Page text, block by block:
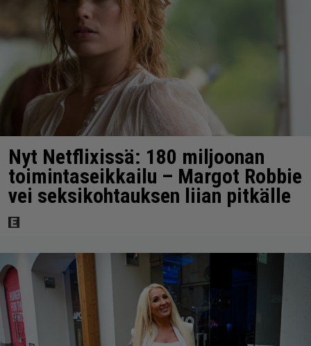
Nyt Netflixissä: 180 miljoonan
toimintaseikkailu – Margot Robbie
vei seksikohtauksen liian pitkälle